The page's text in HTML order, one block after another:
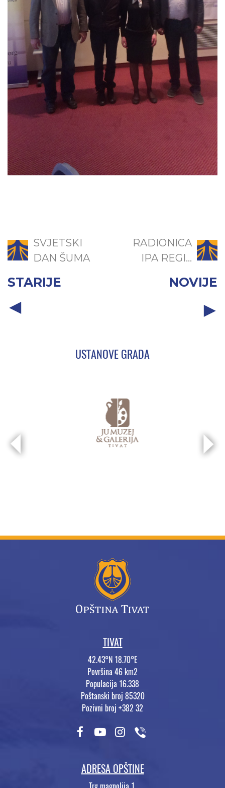
SVJETSKI
DAN ŠUMA
STARIJE
RADIONICA
IPA REGI...
NOVIJE
USTANOVE GRADA
TIVAT
42.43°N 18.70°E
Površina 46 km2
Populacija 16.338
Poštanski broj 85320
Pozivni broj +382 32
ADRESA OPŠTINE